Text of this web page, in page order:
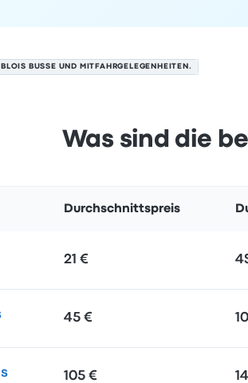
BLOIS BUSSE UND MITFAHRGELEGENHEITEN.
Was sind die
Durchschnittspreis
21 €
45 €
105 €